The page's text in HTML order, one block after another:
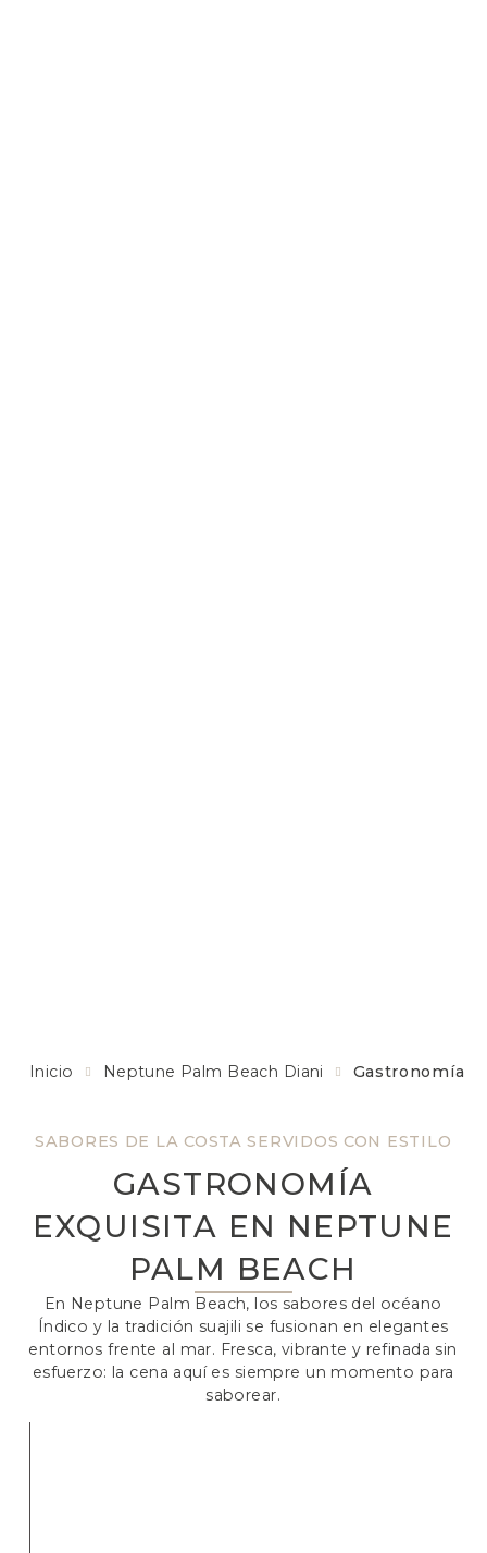
SABORES DE LA COSTA SERVIDOS CON ESTILO
GASTRONOMÍA
EXQUISITA EN NEPTUNE
PALM BEACH
En Neptune Palm Beach, los sabores del océano
Índico y la tradición suajili se fusionan en elegantes
entornos frente al mar. Fresca, vibrante y refinada sin
esfuerzo: la cena aquí es siempre un momento para
saborear.
Inicio Neptune Palm Beach Diani Gastronomía